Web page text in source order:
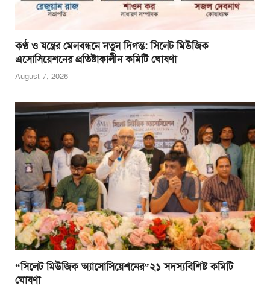
কণ্ঠ ও যন্ত্রের মেলবন্ধনে নতুন দিগন্ত: সিলেট মিউজিক
এসোসিয়েশনের প্রতিষ্টাকালীন কমিটি ঘোষণা
August 7, 2026
“সিলেট মিউজিক অ্যাসোসিয়েশনের”২১ সদস্যবিশিষ্ট কমিটি
ঘোষণা